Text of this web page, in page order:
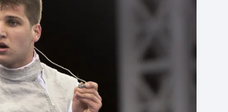
Moderní pětiboj
Motorsport
Olympijské hry
Parasport
Vodní slalom
Volejbal